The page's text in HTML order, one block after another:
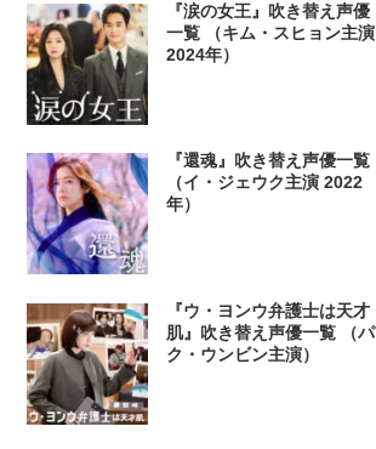
『涙の女王』吹き替え声優
一覧 （キム・スヒョン主演
2024年）
『還魂』吹き替え声優一覧
（イ・ジェウク主演 2022
年）
『ウ・ヨンウ弁護士は天才
肌』吹き替え声優一覧 （パ
ク・ウンビン主演）